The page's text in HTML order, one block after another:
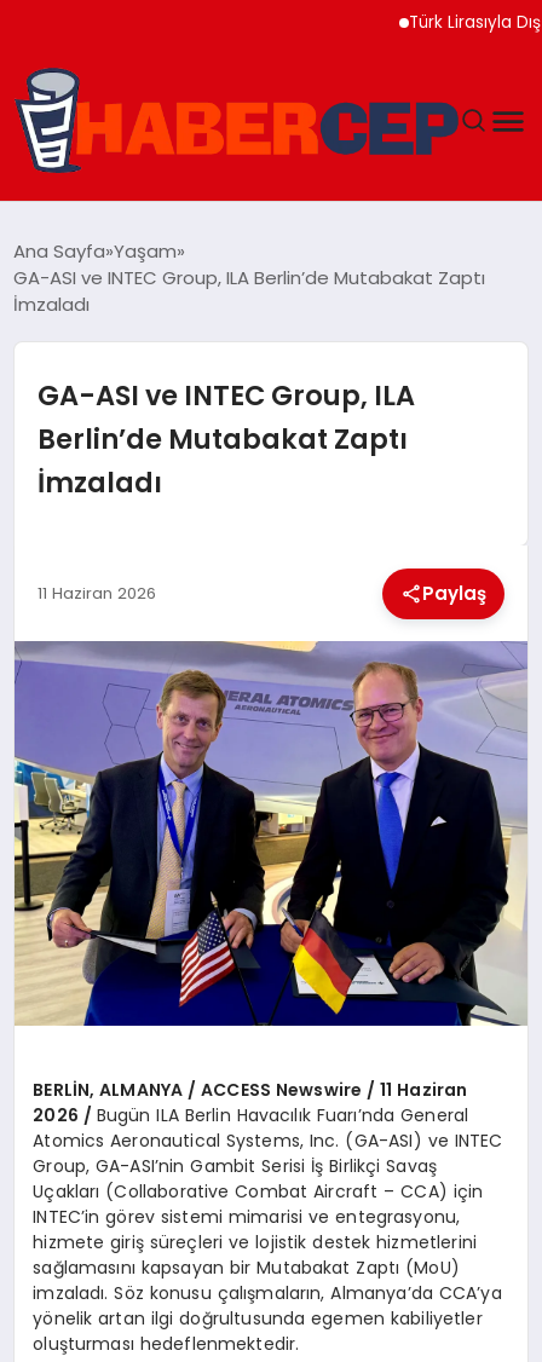
Türk Lirasıyla Dış
GÜNDEM
SOSYAL MEDYA
Ana Sayfa Yaşam
GA-ASI ve INTEC Group, ILA Berlin’de Mutabakat Zaptı
İmzaladı
GA-ASI ve INTEC Group, ILA
Berlin’de Mutabakat Zaptı
İmzaladı
11 Haziran 2026 Paylaş
BERLİN, ALMANYA / ACCESS Newswire / 11 Haziran
2026 / Bugün ILA Berlin Havacılık Fuarı’nda General
Atomics Aeronautical Systems, Inc. (GA-ASI) ve INTEC
Group, GA-ASI’nin Gambit Serisi İş Birlikçi Savaş
Uçakları (Collaborative Combat Aircraft – CCA) için
INTEC’in görev sistemi mimarisi ve entegrasyonu,
hizmete giriş süreçleri ve lojistik destek hizmetlerini
sağlamasını kapsayan bir Mutabakat Zaptı (MoU)
imzaladı. Söz konusu çalışmaların, Almanya’da CCA’ya
yönelik artan ilgi doğrultusunda egemen kabiliyetler
oluşturması hedeflenmektedir.